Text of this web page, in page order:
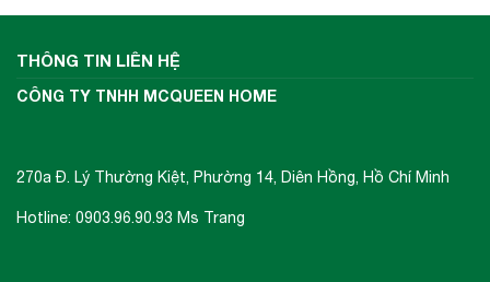
THÔNG TIN LIÊN HỆ
CÔNG TY TNHH MCQUEEN HOME
270a Đ. Lý Thường Kiệt, Phường 14, Diên Hồng, Hồ Chí Minh
Hotline: 0903.96.90.93 Ms Trang